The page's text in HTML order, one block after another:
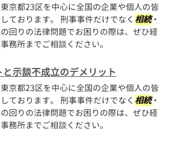
京都23区を中心に全国の企業や個人の皆
ております。 刑事事件だけでなく 相続・
回りの法律問題でお困りの際は、ぜひ経
務所までご相談ください。
示談不成立のデメリット
京都23区を中心に全国の企業や個人の皆
ております。 刑事事件だけでなく 相続・
回りの法律問題でお困りの際は、ぜひ経
務所までご相談ください。